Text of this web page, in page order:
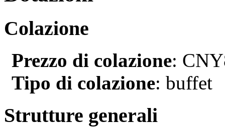
Colazione
Prezzo di colazione:
Tipo di colazione: buffet
Strutture generali